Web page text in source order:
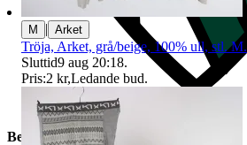
Beskrivning
M | Arket
Tröja, Arket, grå/beige, 100% ull, stl. M.
Sluttid9 aug 20:18.
Pris:2 kr,Ledande bud.